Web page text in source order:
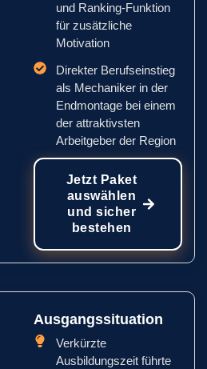
und Ranking-Funktion
für zusätzliche
Motivation
Direkter Berufseinstieg
als Mechaniker in der
Endmontage bei einem
der attraktivsten
Arbeitgeber der Region
Jetzt Paket
auswählen
und sicher
bestehen
Ausgangssituation
Verkürzte
Ausbildungszeit führte